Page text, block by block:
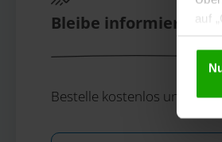
auf
Bleibe informiert!
Bestelle kostenlos unser